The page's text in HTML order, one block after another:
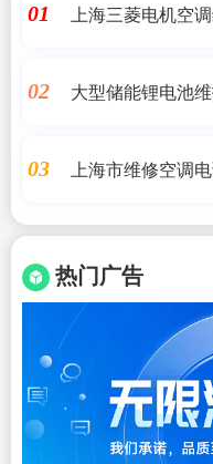
01
上海三菱电机空
02
大型储能锂电池
03
上海市维修空调
有限公司|7*24小
热门广告